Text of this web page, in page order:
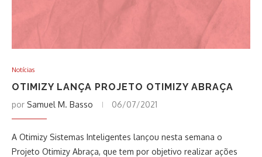
Notícias
OTIMIZY LANÇA PROJETO OTIMIZY ABRAÇA
por Samuel M. Basso 06/07/2021
A Otimizy Sistemas Inteligentes lançou nesta semana o
Projeto Otimizy Abraça, que tem por objetivo realizar ações